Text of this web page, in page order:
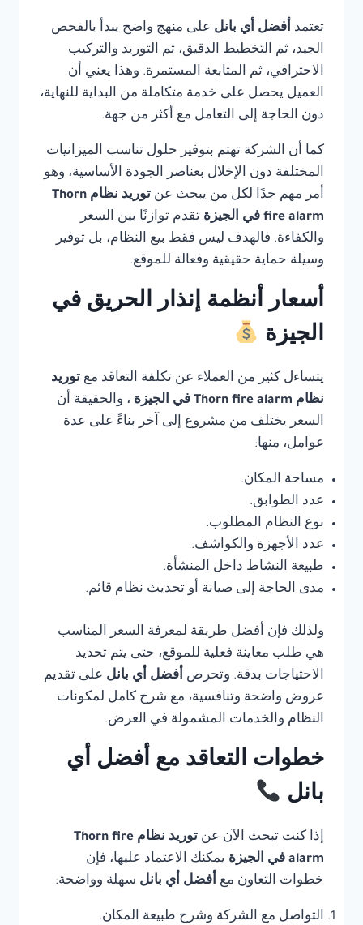
تعتمد أفضل أي بانل على منهج واضح يبدأ بالفحص
الجيد، ثم التخطيط الدقيق، ثم التوريد والتركيب
الاحترافي، ثم المتابعة المستمرة. وهذا يعني أن
العميل يحصل على خدمة متكاملة من البداية للنهاية،
دون الحاجة إلى التعامل مع أكثر من جهة.
كما أن الشركة تهتم بتوفير حلول تناسب الميزانيات
المختلفة دون الإخلال بعناصر الجودة الأساسية، وهو
أمر مهم جدًا لكل من يبحث عن
توريد نظام Thorn
fire alarm في الجيزة
تقدم توازنًا بين السعر
والكفاءة. فالهدف ليس فقط بيع النظام، بل توفير
وسيلة حماية حقيقية وفعالة للموقع.
أسعار أنظمة إنذار الحريق في
الجيزة
يتساءل كثير من العملاء عن تكلفة التعاقد مع توريد
نظام Thorn fire alarm في الجيزة
، والحقيقة أن
السعر يختلف من مشروع إلى آخر بناءً على عدة
عوامل، منها:
مساحة المكان.
عدد الطوابق.
نوع النظام المطلوب.
عدد الأجهزة والكواشف.
طبيعة النشاط داخل المنشأة.
مدى الحاجة إلى صيانة أو تحديث نظام قائم.
ولذلك فإن أفضل طريقة لمعرفة السعر المناسب
هي طلب معاينة فعلية للموقع، حتى يتم تحديد
الاحتياجات بدقة. وتحرص أفضل أي بانل على تقديم
عروض واضحة وتنافسية، مع شرح كامل لمكونات
النظام والخدمات المشمولة في العرض.
خطوات التعاقد مع أفضل أي
بانل
إذا كنت تبحث الآن عن
توريد نظام Thorn fire
alarm في الجيزة
يمكنك الاعتماد عليها، فإن
خطوات التعاون مع أفضل أي بانل سهلة وواضحة:
التواصل مع الشركة وشرح طبيعة المكان.